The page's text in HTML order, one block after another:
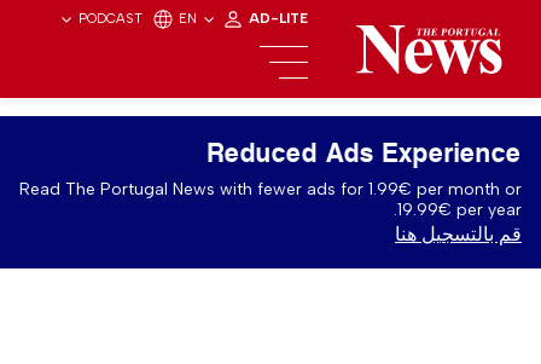
PODCAST EN AD-LITE
Reduced Ads Experience
Read The Portugal News with fewer ads for 1.99€ per month or
19.99€ per year.
قم بالتسجيل هنا